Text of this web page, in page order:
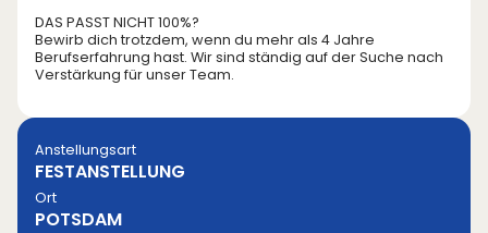
DAS PASST NICHT 100%?
Bewirb dich trotzdem, wenn du mehr als 4 Jahre
Berufserfahrung hast. Wir sind ständig auf der Suche nach
Verstärkung für unser Team.
Anstellungsart
FESTANSTELLUNG
Ort
POTSDAM